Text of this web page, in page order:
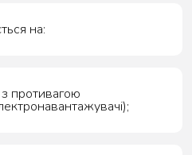
на:
противагою